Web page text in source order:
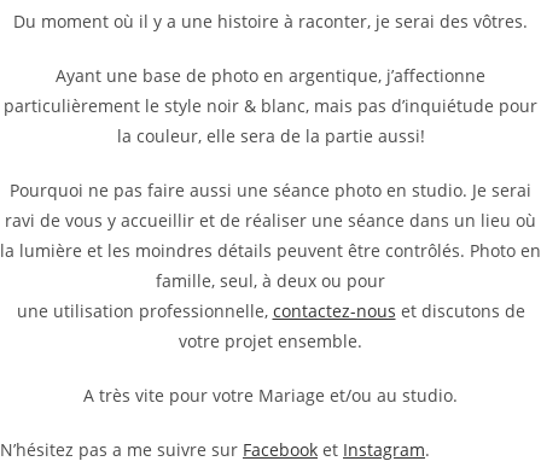
Du moment où il y a une histoire à raconter, je serai des vôtres.
Ayant une base de photo en argentique, j’affectionne
particulièrement le style noir & blanc, mais pas d’inquiétude pour
la couleur, elle sera de la partie aussi!
Pourquoi ne pas faire aussi une séance photo en studio. Je serai
ravi de vous y accueillir et de réaliser une séance dans un lieu où
la lumière et les moindres détails peuvent être contrôlés. Photo en
famille, seul, à deux ou pour
une utilisation professionnelle, contactez-nous et discutons de
votre projet ensemble.
A très vite pour votre Mariage et/ou au studio.
N’hésitez pas a me suivre sur Facebook et Instagram.